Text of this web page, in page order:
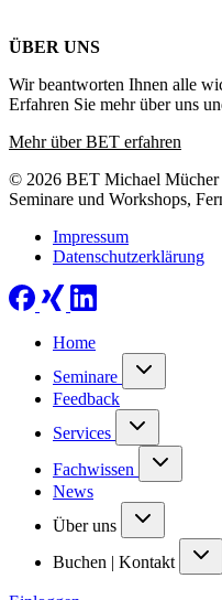
ÜBER UNS
Wir beantworten Ihnen alle
Erfahren Sie mehr über uns
Mehr über BET erfahren
© 2026 BET Michael Mücher
Seminare und Workshops,
Impressum
Datenschutzerklärung
Home
Seminare
Feedback
Services
Fachwissen
News
Über uns
Buchen | Kontakt